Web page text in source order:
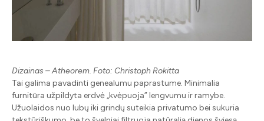
Dizainas – Atheorem. Foto: Christoph Rokitta
Tai galima pavadinti genealumu paprastume. Minimalia
furnitūra užpildyta erdvė „kvėpuoja” lengvumu ir ramybe.
Užuolaidos nuo lubų iki grindų suteikia privatumo bei sukuria